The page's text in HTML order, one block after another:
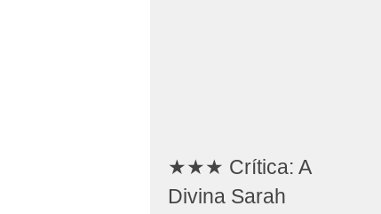
★★★ Crítica: A
Divina Sarah